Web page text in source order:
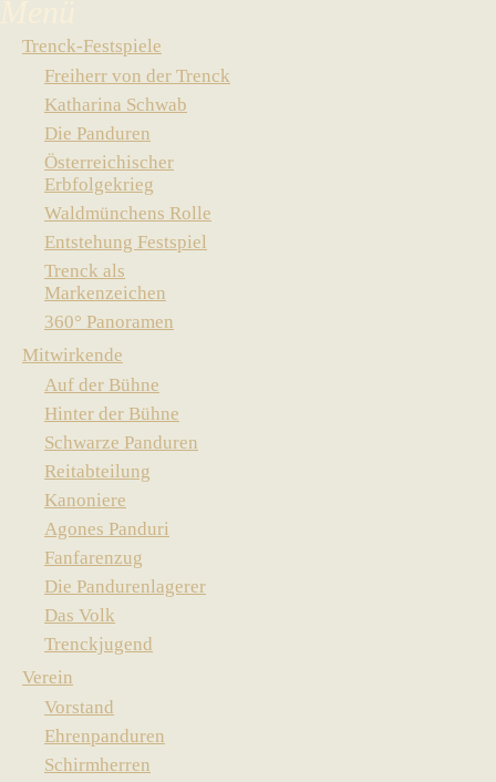
Trenck-Festspiele
Freiherr von der Trenck
Katharina Schwab
Die Panduren
Österreichischer
Erbfolgekrieg
Waldmünchens Rolle
Entstehung Festspiel
Trenck als
Markenzeichen
360° Panoramen
Mitwirkende
Auf der Bühne
Hinter der Bühne
Schwarze Panduren
Reitabteilung
Kanoniere
Agones Panduri
Fanfarenzug
Die Pandurenlagerer
Das Volk
Trenckjugend
Verein
Vorstand
Ehrenpanduren
Schirmherren